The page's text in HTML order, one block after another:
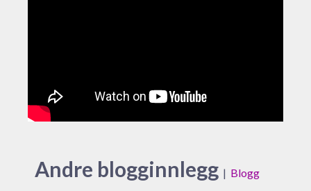
Andre blogginnlegg | Blogg